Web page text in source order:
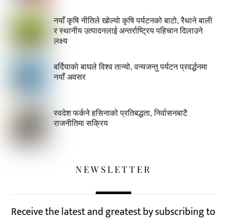
नयाँ कृषि नीतिले खोल्यो कृषि पर्यटनको बाटो, रैथाने बाली
र स्थानीय उत्पादनलाई अन्तर्राष्ट्रिय पहिचान दिलाउने
लक्ष्य
बर्दियाको बाघले विश्व तान्यो, वन्यजन्तु पर्यटन प्रवर्द्धनमा
नयाँ अवसर
स्वदेश फर्कने हसिनाको प्रतिबद्धता, निर्वासनबाटै
राजनीतिमा सक्रिय
NEWSLETTER
Receive the latest and greatest by subscribing to